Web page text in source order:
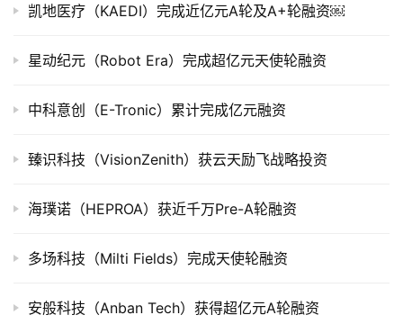
业
院
凯地医疗（KAEDI）完成近亿元A轮及A+轮融资￼
星动纪元（Robot Era）完成超亿元天使轮融资
中科意创（E-Tronic）累计完成亿元融资
臻识科技（VisionZenith）获云天励飞战略投资
海璞诺（HEPROA）获近千万Pre-A轮融资
多场科技（Milti Fields）完成天使轮融资
安般科技（Anban Tech）获得超亿元A轮融资